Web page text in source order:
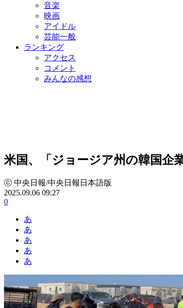
音楽
映画
アイドル
芸能一般
ランキング
アクセス
コメント
みんなの感想
米国、「ジョージア州の韓国企
ⓒ 中央日報/中央日報日本語版
2025.09.06 09:27
0
あ
あ
あ
あ
あ